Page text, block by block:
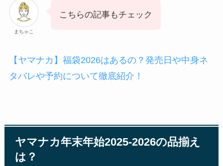
まちゃこ
こちらの記事もチェック
【ヤマナカ】福袋2026はあるの？発売日や中身ネ
タバレや予約について徹底紹介！
ヤマナカ年末年始2025-2026の品揃え
は？